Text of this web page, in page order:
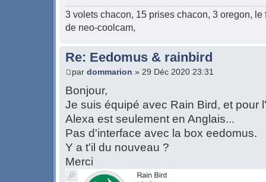
3 volets chacon, 15 prises chacon, 3 oregon,
de neo-coolcam,
Re: Eedomus & rainbird
par dommarion » 29 Déc 2020 23:31
Bonjour,
Je suis équipé avec Rain Bird, et pour
Alexa est seulement en Anglais...
Pas d'interface avec la box eedomus.
Y a t'il du nouveau ?
Merci